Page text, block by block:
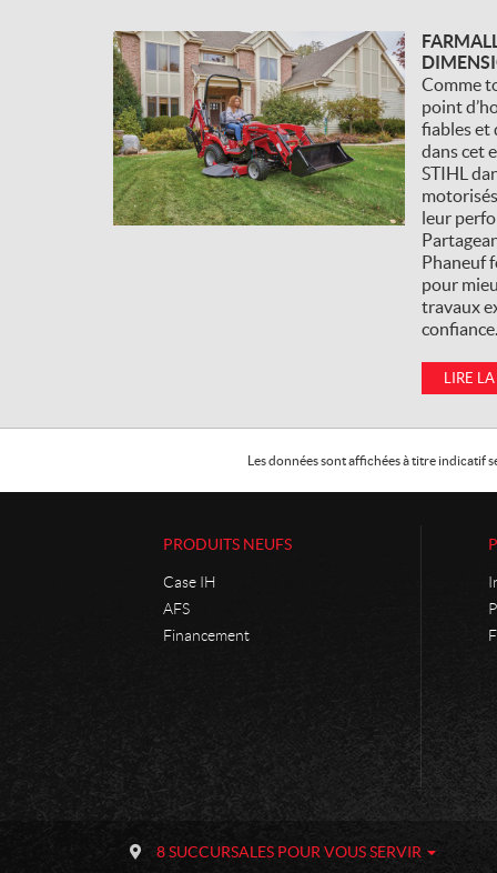
Comme
point
fiables et
dans cet
STIHL
leur
Phaneuf
pour
travaux
confiance.
LIRE
Les données sont affichées à titre indicatif
PRODUITS NEUFS
Case IH
AFS
Financement
8 SUCCURSALES POUR VOUS SERVIR